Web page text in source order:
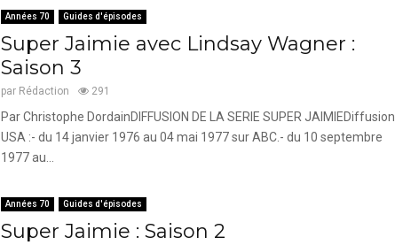
Années 70 Guides d'épisodes
Super Jaimie avec Lindsay Wagner :
Saison 3
par Rédaction 291
Par Christophe DordainDIFFUSION DE LA SERIE SUPER JAIMIEDiffusion
USA :- du 14 janvier 1976 au 04 mai 1977 sur ABC.- du 10 septembre
1977 au...
Années 70 Guides d'épisodes
Super Jaimie : Saison 2